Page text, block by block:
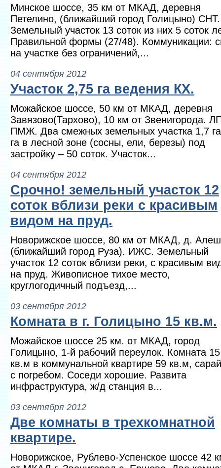
Минское шоссе, 35 км от МКАД, деревня
Петелино, (ближайший город Голицыно) СНТ.
Земельный участок 13 соток из них 5 соток
Правильной формы (27/48). Коммуникации:
на участке без ограничений,...
04 сентября 2012
Участок 2,75 га ведения КХ.
Можайское шоссе, 50 км от МКАД, деревня
Завязово(Тархово), 10 км от Звенигорода.
ПМЖ. Два смежных земельных участка 1,7
га в лесной зоне (сосны, ели, березы) под
застройку – 50 соток. Участок...
04 сентября 2012
Срочно! земельный участок 12
соток вблизи реки с красивым
видом на пруд.
Новорижское шоссе, 80 км от МКАД, д.
(ближайший город Руза). ИЖС. Земельный
участок 12 соток вблизи реки, с красивым
на пруд. Живописное тихое место,
круглогодичный подъезд,...
03 сентября 2012
Комната в г. Голицыно 15 кв.м.
Можайское шоссе 25 км. от МКАД, город
Голицыно, 1-й рабочий переулок. Комната 15
кв.м в коммунальной квартире 59 кв.м,
с погребом. Соседи хорошие. Развита
инфраструктура, ж/д станция в...
03 сентября 2012
Две комнаты в трехкомнатной
квартире.
Новорижское, Рублево-Успенское шоссе 42